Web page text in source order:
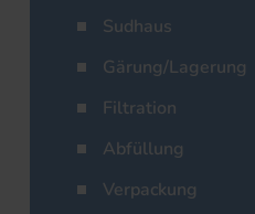
Sudhaus
Gärung/Lagerung
Filtration
Abfüllung
Verpackung